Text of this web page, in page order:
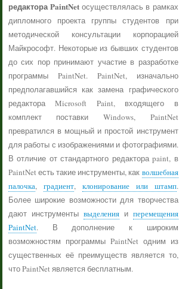
редактора PaintNet осуществлялась в рамках
дипломного проекта группы студентов при
методической консультации корпорацией
Майкрософт. Некоторые из бывших студентов
до сих пор принимают участие в разработке
программы PaintNet. PaintNet, изначально
предполагавшийся как замена графического
редактора Microsoft Paint, входящего в
комплект поставки Windows, PaintNet
превратился в мощный и простой инструмент
для работы с изображениями и фотографиями.
В отличие от стандартного редактора paint, в
PaintNet есть такие инструменты, как волшебная
палочка, градиент, клонирование или штамп.
Более широкие возможности для творчества
дают инструменты выделенияи перемещения
PaintNet. В дополнение к широким
возможностям программы PaintNet одним из
существенных её преимуществ является то,
что PaintNet является бесплатным.